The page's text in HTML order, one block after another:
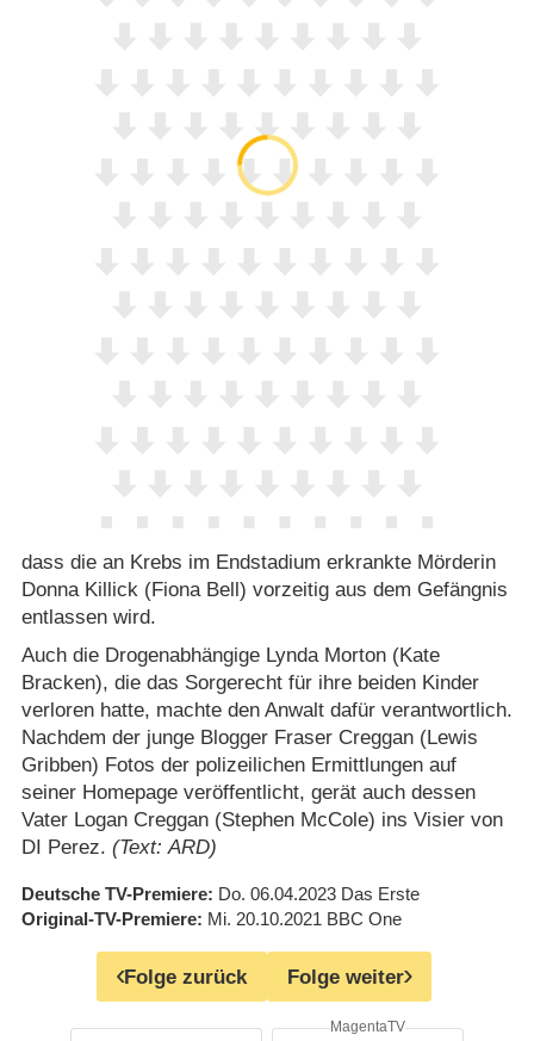
dass die an Krebs im Endstadium erkrankte Mörderin
Donna Killick (Fiona Bell) vorzeitig aus dem Gefängnis
entlassen wird.
Auch die Drogenabhängige Lynda Morton (Kate
Bracken), die das Sorgerecht für ihre beiden Kinder
verloren hatte, machte den Anwalt dafür verantwortlich.
Nachdem der junge Blogger Fraser Creggan (Lewis
Gribben) Fotos der polizeilichen Ermittlungen auf
seiner Homepage veröffentlicht, gerät auch dessen
Vater Logan Creggan (Stephen McCole) ins Visier von
DI Perez. (Text: ARD)
Deutsche TV-Premiere Do. 06.04.2023 Das Erste
Original-TV-Premiere Mi. 20.10.2021 BBC One
Folge zurück Folge weiter
MagentaTV